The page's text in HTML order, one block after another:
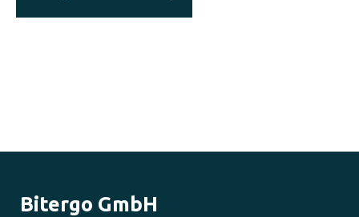
Bitergo GmbH